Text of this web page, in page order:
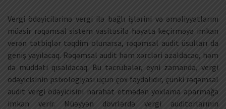
Vergi ödəyicilərinə vergi ilə bağlı işlərini və əməliyyatlarını
müasir rəqəmsal sistem vasitəsilə həyata keçirməyə imkan
verən tətbiqlər təqdim olunarsa, rəqəmsal audit üsulları da
geniş yayılacaq. Rəqəmsal audit həm xərcləri azaldacaq, həm
də müddəti qısaldacaq. Bu təcrübələr, eyni zamanda, vergi
ödəyicisinin psixologiyası üçün çox faydalıdır, çünki rəqəmsal
audit vergi ödəyicisini narahat etmədən yoxlama aparmağa
imkan verir. Müəyyən dövrlərdə vergi auditorlarının